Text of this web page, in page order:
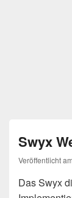
Swyx
Veröffentlicht am
Das Swyx